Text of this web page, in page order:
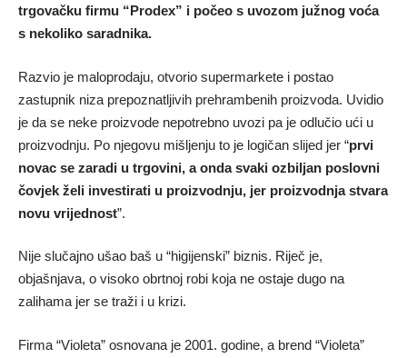
trgovačku firmu “Prodex” i počeo s uvozom južnog voća
s nekoliko saradnika.
Razvio je maloprodaju, otvorio supermarkete i postao
zastupnik niza prepoznatljivih prehrambenih proizvoda. Uvidio
je da se neke proizvode nepotrebno uvozi pa je odlučio ući u
proizvodnju. Po njegovu mišljenju to je logičan slijed jer “prvi
novac se zaradi u trgovini, a onda svaki ozbiljan poslovni
čovjek želi investirati u proizvodnju, jer proizvodnja stvara
novu vrijednost”.
Nije slučajno ušao baš u “higijenski” biznis. Riječ je,
objašnjava, o visoko obrtnoj robi koja ne ostaje dugo na
zalihama jer se traži i u krizi.
Firma “Violeta” osnovana je 2001. godine, a brend “Violeta”